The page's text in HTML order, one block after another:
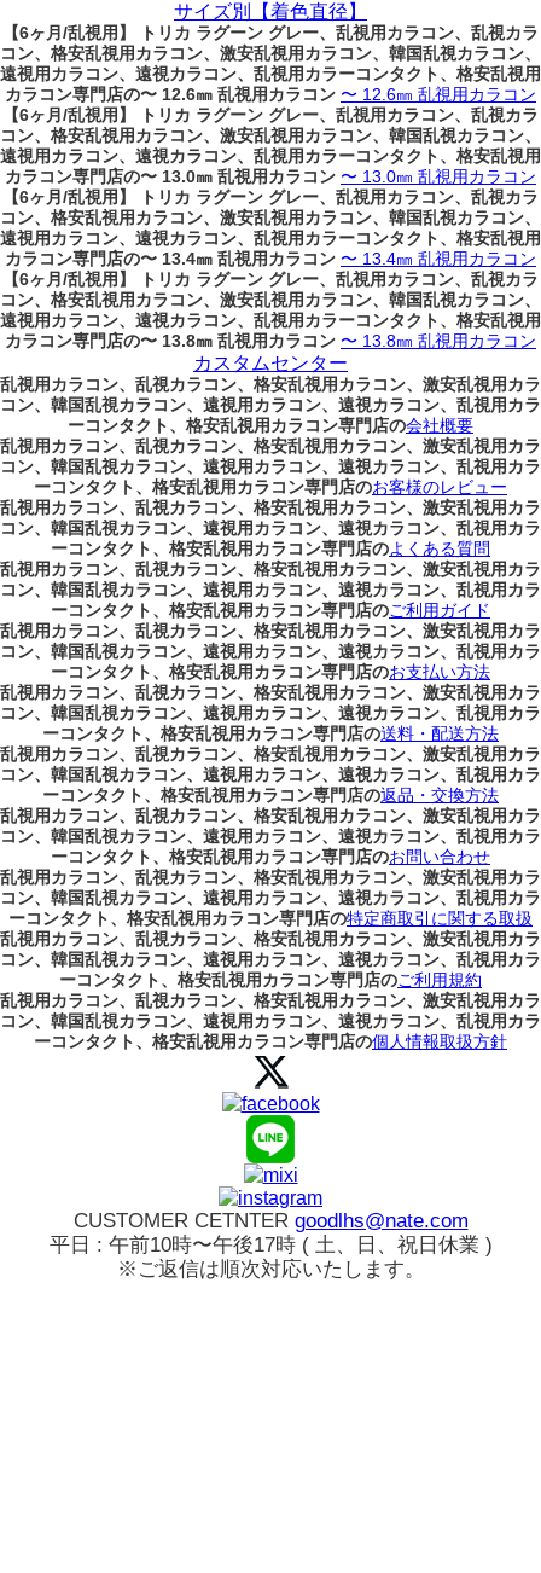
サイズ別【着色直径】
【6ヶ月/乱視用】 トリカ ラグーン グレー、乱視用カラコン、乱視カラ
コン、格安乱視用カラコン、激安乱視用カラコン、韓国乱視カラコン、
遠視用カラコン、遠視カラコン、乱視用カラーコンタクト、格安乱視用
カラコン専門店の〜 12.6㎜ 乱視用カラコン 〜 12.6㎜ 乱視用カラコン
【6ヶ月/乱視用】 トリカ ラグーン グレー、乱視用カラコン、乱視カラ
コン、格安乱視用カラコン、激安乱視用カラコン、韓国乱視カラコン、
遠視用カラコン、遠視カラコン、乱視用カラーコンタクト、格安乱視用
カラコン専門店の〜 13.0㎜ 乱視用カラコン 〜 13.0㎜ 乱視用カラコン
【6ヶ月/乱視用】 トリカ ラグーン グレー、乱視用カラコン、乱視カラ
コン、格安乱視用カラコン、激安乱視用カラコン、韓国乱視カラコン、
遠視用カラコン、遠視カラコン、乱視用カラーコンタクト、格安乱視用
カラコン専門店の〜 13.4㎜ 乱視用カラコン 〜 13.4㎜ 乱視用カラコン
【6ヶ月/乱視用】 トリカ ラグーン グレー、乱視用カラコン、乱視カラ
コン、格安乱視用カラコン、激安乱視用カラコン、韓国乱視カラコン、
遠視用カラコン、遠視カラコン、乱視用カラーコンタクト、格安乱視用
カラコン専門店の〜 13.8㎜ 乱視用カラコン 〜 13.8㎜ 乱視用カラコン
カスタムセンター
乱視用カラコン、乱視カラコン、格安乱視用カラコン、激安乱視用カラ
コン、韓国乱視カラコン、遠視用カラコン、遠視カラコン、乱視用カラ
ーコンタクト、格安乱視用カラコン専門店の会社概要
乱視用カラコン、乱視カラコン、格安乱視用カラコン、激安乱視用カラ
コン、韓国乱視カラコン、遠視用カラコン、遠視カラコン、乱視用カラ
ーコンタクト、格安乱視用カラコン専門店のお客様のレビュー
乱視用カラコン、乱視カラコン、格安乱視用カラコン、激安乱視用カラ
コン、韓国乱視カラコン、遠視用カラコン、遠視カラコン、乱視用カラ
ーコンタクト、格安乱視用カラコン専門店のよくある質問
乱視用カラコン、乱視カラコン、格安乱視用カラコン、激安乱視用カラ
コン、韓国乱視カラコン、遠視用カラコン、遠視カラコン、乱視用カラ
ーコンタクト、格安乱視用カラコン専門店のご利用ガイド
乱視用カラコン、乱視カラコン、格安乱視用カラコン、激安乱視用カラ
コン、韓国乱視カラコン、遠視用カラコン、遠視カラコン、乱視用カラ
ーコンタクト、格安乱視用カラコン専門店のお支払い方法
乱視用カラコン、乱視カラコン、格安乱視用カラコン、激安乱視用カラ
コン、韓国乱視カラコン、遠視用カラコン、遠視カラコン、乱視用カラ
ーコンタクト、格安乱視用カラコン専門店の送料・配送方法
乱視用カラコン、乱視カラコン、格安乱視用カラコン、激安乱視用カラ
コン、韓国乱視カラコン、遠視用カラコン、遠視カラコン、乱視用カラ
ーコンタクト、格安乱視用カラコン専門店の返品・交換方法
乱視用カラコン、乱視カラコン、格安乱視用カラコン、激安乱視用カラ
コン、韓国乱視カラコン、遠視用カラコン、遠視カラコン、乱視用カラ
ーコンタクト、格安乱視用カラコン専門店のお問い合わせ
乱視用カラコン、乱視カラコン、格安乱視用カラコン、激安乱視用カラ
コン、韓国乱視カラコン、遠視用カラコン、遠視カラコン、乱視用カラ
ーコンタクト、格安乱視用カラコン専門店の特定商取引に関する取扱
乱視用カラコン、乱視カラコン、格安乱視用カラコン、激安乱視用カラ
コン、韓国乱視カラコン、遠視用カラコン、遠視カラコン、乱視用カラ
ーコンタクト、格安乱視用カラコン専門店のご利用規約
乱視用カラコン、乱視カラコン、格安乱視用カラコン、激安乱視用カラ
コン、韓国乱視カラコン、遠視用カラコン、遠視カラコン、乱視用カラ
ーコンタクト、格安乱視用カラコン専門店の個人情報取扱方針
CUSTOMER CETNTER goodlhs@nate.com
平日 : 午前10時〜午後17時 ( 土、日、祝日休業 )
※ご返信は順次対応いたします。